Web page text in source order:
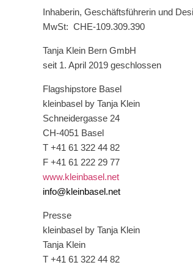
Inhaberin, Geschäftsführerin und
MwSt: CHE-109.309.390
Tanja Klein Bern GmbH
seit 1. April 2019 geschlossen
Flagshipstore Basel
kleinbasel by Tanja Klein
Schneidergasse 24
CH-4051 Basel
T +41 61 322 44 82
F +41 61 222 29 77
www.kleinbasel.net
info@kleinbasel.net
Presse
kleinbasel by Tanja Klein
Tanja Klein
T +41 61 322 44 82